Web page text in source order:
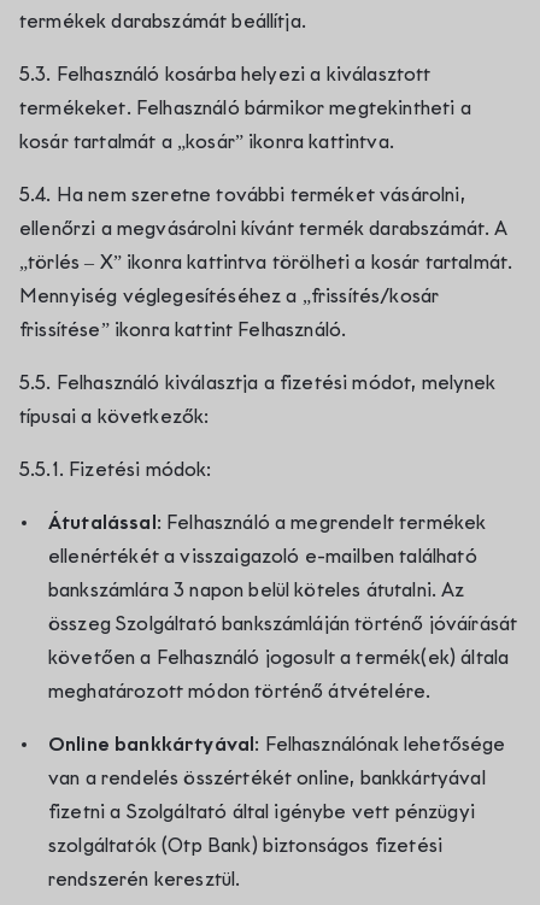
termékek darabszámát beállítja.
5.3. Felhasználó kosárba helyezi a kiválasztott
termékeket. Felhasználó bármikor megtekintheti a
kosár tartalmát a „kosár” ikonra kattintva.
5.4. Ha nem szeretne további terméket vásárolni,
ellenőrzi a megvásárolni kívánt termék darabszámát. A
„törlés – X” ikonra kattintva törölheti a kosár tartalmát.
Mennyiség véglegesítéséhez a „frissítés/kosár
frissítése” ikonra kattint Felhasználó.
5.5. Felhasználó kiválasztja a fizetési módot, melynek
típusai a következők:
5.5.1. Fizetési módok:
Átutalással: Felhasználó a megrendelt termékek
ellenértékét a visszaigazoló e-mailben található
bankszámlára 3 napon belül köteles átutalni. Az
összeg Szolgáltató bankszámláján történő jóváírását
követően a Felhasználó jogosult a termék(ek) általa
meghatározott módon történő átvételére.
Online bankkártyával: Felhasználónak lehetősége
van a rendelés összértékét online, bankkártyával
fizetni a Szolgáltató által igénybe vett pénzügyi
szolgáltatók (Otp Bank) biztonságos fizetési
rendszerén keresztül.